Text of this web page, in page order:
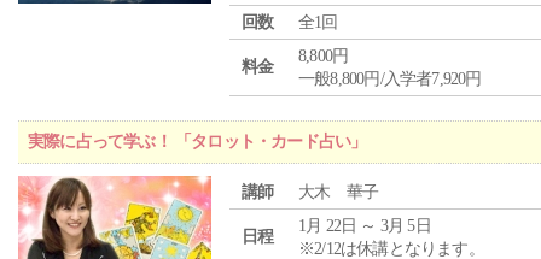
回数
全1回
料金
8,800円
一般8,800円/入学者7,920円
実際に占って学ぶ！ 「タロット・カード占い」
講師 大木 華子
日程
1月 22日 ～ 3月 5日
※2/12は休講となります。